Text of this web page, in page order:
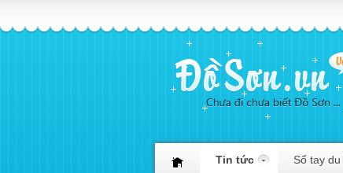
Tin tức Sổ tay du